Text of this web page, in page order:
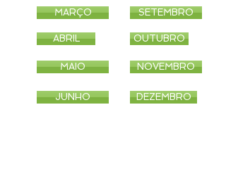
MARÇO
ABRIL
MAIO
JUNHO
SETEMBRO
OUTUBRO
NOVEMBRO
DEZEMBRO